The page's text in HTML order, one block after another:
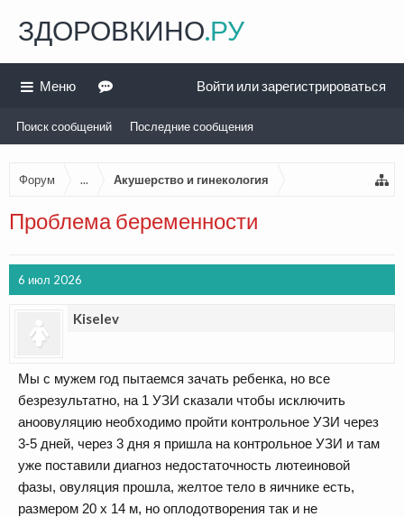
Форум ... Акушерство и гинекология
Проблема беременности
6 июл 2026
Kiselev
Мы с мужем год пытаемся зачать ребенка, но все
безрезультатно, на 1 УЗИ сказали чтобы исключить
аноовуляцию необходимо пройти контрольное УЗИ через
3-5 дней, через 3 дня я пришла на контрольное УЗИ и там
уже поставили диагноз недостаточность лютеиновой
фазы, овуляция прошла, желтое тело в яичнике есть,
размером 20 х 14 м, но оплодотворения так и не
ЗДОРОВКИНО.РУ
Меню
Поиск сообщений Последние сообщения
Войти или зарегистрироваться